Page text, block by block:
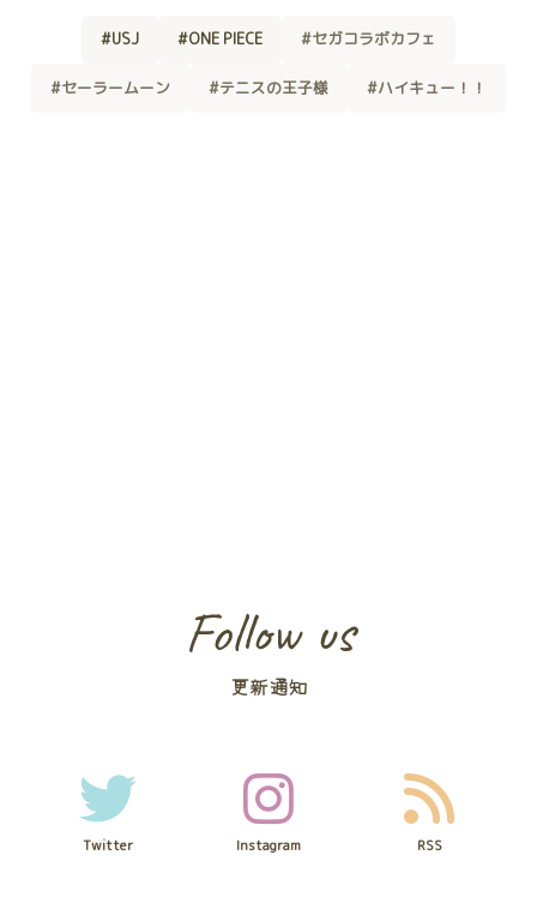
#USJ #ONE PIECE #セガコラボカフェ
#セーラームーン #テニスの王子様 #ハイキュー！！
Follow us
更新通知
Twitter Instagram RSS